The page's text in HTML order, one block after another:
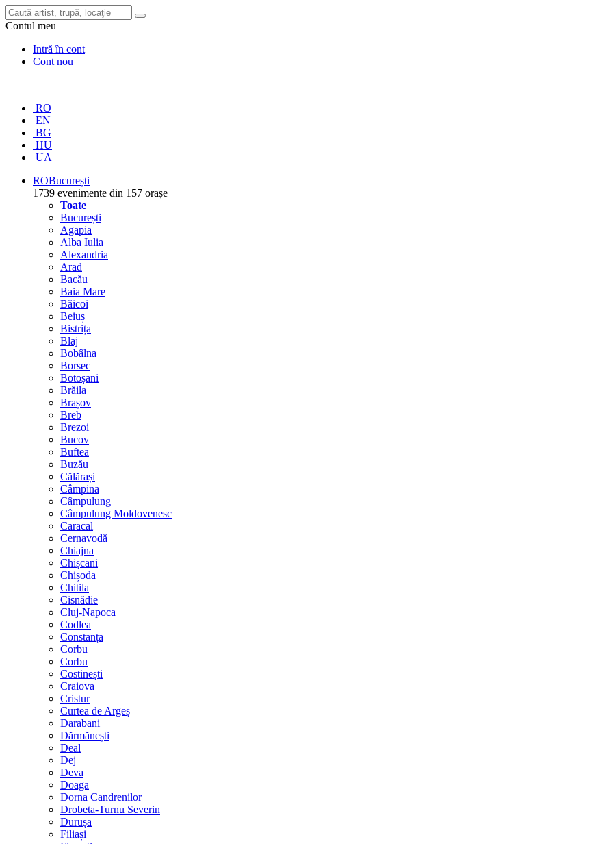
Contul meu
Intră în cont
Cont nou
RO
EN
BG
HU
UA
ROBucurești
1739 evenimente din 157 orașe
Toate
București
Agapia
Alba Iulia
Alexandria
Arad
Bacău
Baia Mare
Băicoi
Beiuș
Bistrița
Blaj
Bobâlna
Borsec
Botoșani
Brăila
Brașov
Breb
Brezoi
Bucov
Buftea
Buzău
Călărași
Câmpina
Câmpulung
Câmpulung Moldovenesc
Caracal
Cernavodă
Chiajna
Chișcani
Chișoda
Chitila
Cisnădie
Cluj-Napoca
Codlea
Constanța
Corbu
Corbu
Costinești
Craiova
Cristur
Curtea de Argeș
Darabani
Dărmănești
Deal
Dej
Deva
Doaga
Dorna Candrenilor
Drobeta-Turnu Severin
Durușa
Filiași